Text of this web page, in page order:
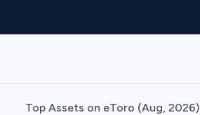
Top Assets on eToro (Aug, 2026)